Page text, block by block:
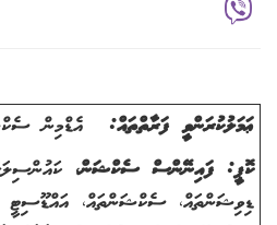
ޢަމަލުކުރަންވީ ފަރާތްތައް:
ކޮޕީ: ފައިނޭންސް ސެކްޝަން،
ޑިވިޝަންތައް، ސެކްޝަންތައް، އައްޑޫސިޓީ